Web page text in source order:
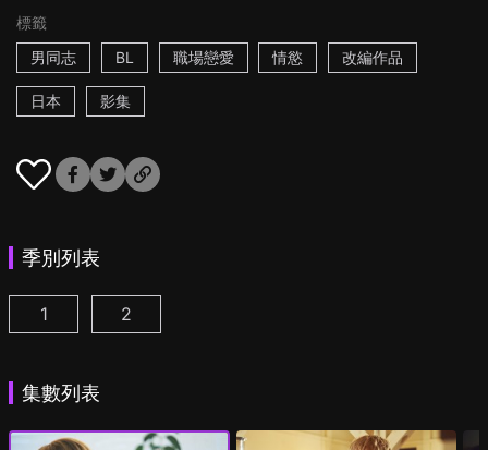
標籤
男同志
BL 職場戀愛 情慾 改編作品
日本 影集
季別列表
25時，赤坂見 第1集
1 25時，赤坂見 第2季 第1集
2
集數列表